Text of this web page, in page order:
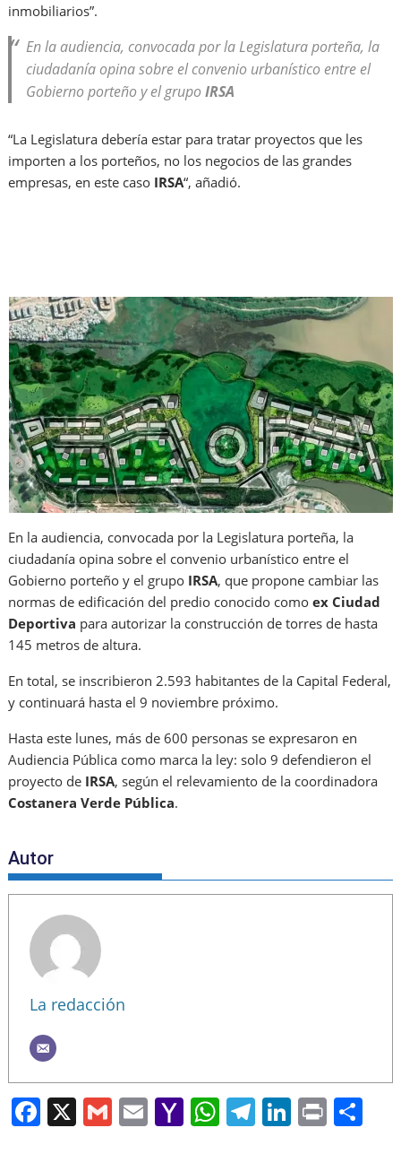
inmobiliarios”.
En la audiencia, convocada por la Legislatura porteña, la
ciudadanía opina sobre el convenio urbanístico entre el
Gobierno porteño y el grupoIRSA
“La Legislatura debería estar para tratar proyectos que les
importen a los porteños, no los negocios de las grandes
empresas, en este caso IRSA“, añadió.
En la audiencia, convocada por la Legislatura porteña, la
ciudadanía opina sobre el convenio urbanístico entre el
Gobierno porteño y el grupo IRSA, que propone cambiar las
normas de edificación del predio conocido comoex Ciudad
Deportiva para autorizar la construcción de torres de hasta
145 metros de altura.
En total, se inscribieron 2.593 habitantes de la Capital Federal,
y continuará hasta el 9 noviembre próximo.
Hasta este lunes, más de 600 personas se expresaron en
Audiencia Pública como marca la ley: solo 9 defendieron el
proyecto de IRSA, según el relevamiento de la coordinadora
Costanera Verde Pública.
Autor
La redacción
F X G E Y W T Li Pr